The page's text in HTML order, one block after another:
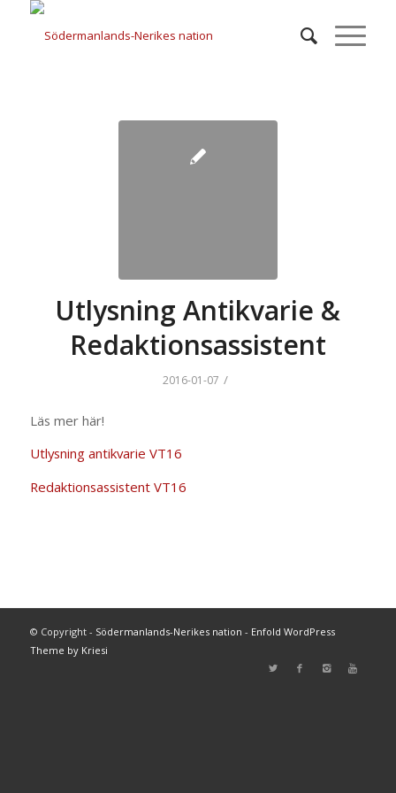
Utlysning Antikvarie &
Redaktionsassistent
2016-01-07 /
Läs mer här!
Utlysning antikvarie VT16
Redaktionsassistent VT16
© Copyright - Södermanlands-Nerikes nation - Enfold WordPress
Theme by Kriesi